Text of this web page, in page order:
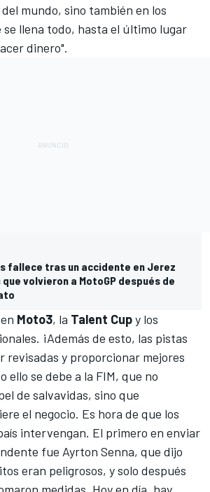
mundo, sino también en los
se llena todo, hasta el último lugar
dinero".
fallece tras un accidente en Jerez
volvieron a MotoGP después de
Moto3, la Talent Cupy los
¡Además de esto, las pistas
revisadas y proporcionar mejores
ello se debe a la FIM, que no
de salvavidas, sino que
el negocio. Es hora de que los
intervengan. El primero en enviar
fue Ayrton Senna, que dijo
eran peligrosos, y solo después